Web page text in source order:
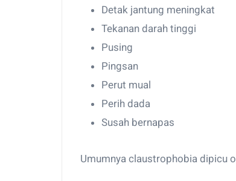
Detak jantung meningkat
Tekanan darah tinggi
Pusing
Pingsan
Perut mual
Perih dada
Susah bernapas
Umumnya claustrophobia dipicu